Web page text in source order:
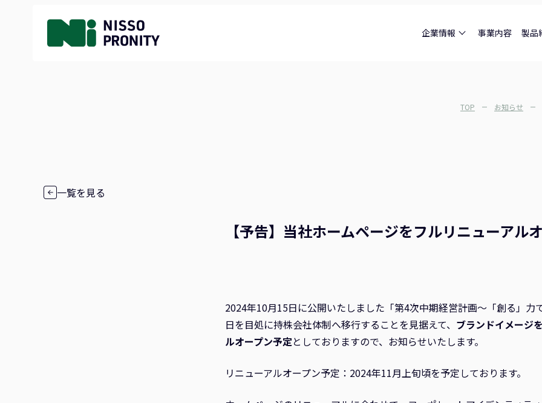
企業情報 事業内容 製品
TOP お知らせ
一覧を見る
【予告】当社ホームページをフルリニューアル
2024年10月15日に公開いたしました「第4次中期経営計画～「創る」
日を目処に持株会社体制へ移行することを見据えて、 ブランドイメージ
ルオープン予定としておりますので、お知らせいたします。
リニューアルオープン予定：2024年11月上旬頃を予定しております。